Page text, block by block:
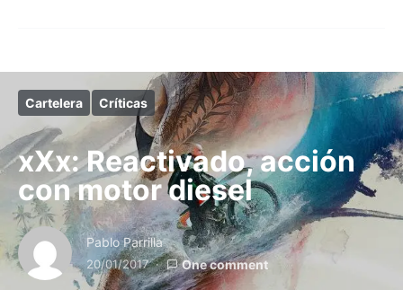
Cartelera Críticas
xXx: Reactivado, acción
con motor diesel
Pablo Parrilla
20/01/2017 One comment